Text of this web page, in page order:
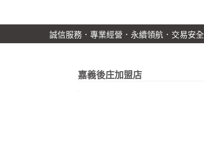
誠信服務．專業經營．永續領航．交易安全
嘉義後庄加盟店